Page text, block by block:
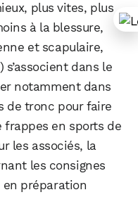
plus vites, plus
à la blessure,
et scapulaire,
s’associent dans le
notamment dans
de tronc pour faire
en sports de
les associés, la
les consignes
en préparation